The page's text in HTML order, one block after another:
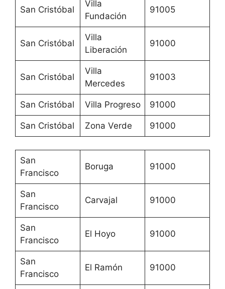
San Cristóbal
Villa
Fundación
91005
San Cristóbal
Villa
Liberación
91000
San Cristóbal
Villa
Mercedes
91003
San Cristóbal Villa Progreso 91000
San Cristóbal Zona Verde 91000
San
Francisco
Boruga 91000
San
Francisco
Carvajal 91000
San
Francisco
El Hoyo 91000
San
Francisco
El Ramón 91000